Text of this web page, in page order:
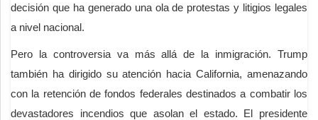
decisión que ha generado una ola de protestas y litigios legales
a nivel nacional.
Pero la controversia va más allá de la inmigración. Trump
también ha dirigido su atención hacia California, amenazando
con la retención de fondos federales destinados a combatir los
devastadores incendios que asolan el estado. El presidente